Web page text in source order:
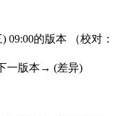
09:00的版本
（校对：
一版本→ (差异)